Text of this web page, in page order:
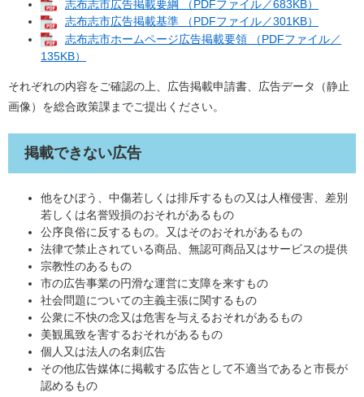
志布志市広告掲載要綱 （PDFファイル／683KB）
志布志市広告掲載基準 （PDFファイル／301KB）
志布志市ホームページ広告掲載要領 （PDFファイル／
135KB）
それぞれの内容をご確認の上、広告掲載申請書、広告データ（静止
画像）を総合政策課までご提出ください。
掲載できない広告
他をひぼう、中傷若しくは排斥するもの又は人権侵害、差別
若しくは名誉毀損のおそれがあるもの
公序良俗に反するもの。又はそのおそれがあるもの
法律で禁止されている商品、無認可商品又はサービスの提供
宗教性のあるもの
市の広告事業の円滑な運営に支障を来すもの
社会問題についての主義主張に関するもの
公衆に不快の念又は危害を与えるおそれがあるもの
美観風致を害するおそれがあるもの
個人又は法人の名刺広告
その他広告媒体に掲載する広告として不適当であると市長が
認めるもの